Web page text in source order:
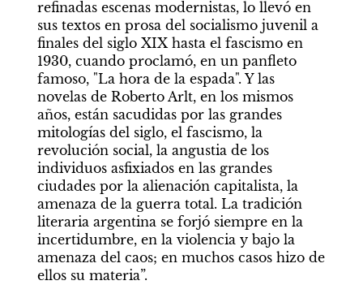
refinadas escenas modernistas, lo llevó en
sus textos en prosa del socialismo juvenil a
finales del siglo XIX hasta el fascismo en
1930, cuando proclamó, en un panfleto
famoso, "La hora de la espada". Y las
novelas de Roberto Arlt, en los mismos
años, están sacudidas por las grandes
mitologías del siglo, el fascismo, la
revolución social, la angustia de los
individuos asfixiados en las grandes
ciudades por la alienación capitalista, la
amenaza de la guerra total. La tradición
literaria argentina se forjó siempre en la
incertidumbre, en la violencia y bajo la
amenaza del caos; en muchos casos hizo de
ellos su materia”.